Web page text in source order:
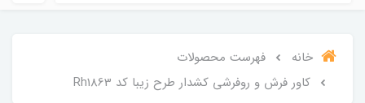
خانه
فهرست محصولات
کاور فرش و روفرشی کشدار‌ طرح زیبا کد Rh1863